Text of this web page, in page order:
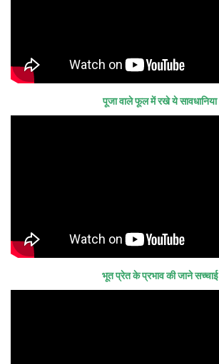
पूजा वाले फूल में रखे ये सावधानिया
भूत प्रेत के प्रभाव की जाने सच्चाई